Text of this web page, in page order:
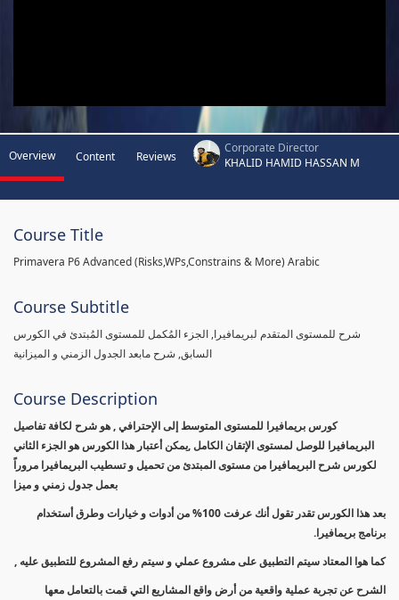
Overview Content Reviews
Corporate Director
KHALID HAMID HASSAN M
Course Title
Primavera P6 Advanced (Risks,WPs,Constrains & More) Arabic
Course Subtitle
شرح للمستوى المتقدم لبريمافيرا, الجزء المُكمل للمستوى المُبتدئ في الكورس
السابق, شرح مابعد الجدول الزمني و الميزانية
Course Description
كورس بريمافيرا للمستوى المتوسط إلى الإحترافي , هو شرح لكافة تفاصيل
البريمافيرا للوصل لمستوى الإتقان الكامل ,يمكن أعتبار هذا الكورس هو الجزء الثاني
لكورس شرح البريمافيرا من مستوى المبتدئ من تحميل و تسطيب البريمافيرا مروراً
بعمل جدول زمني و ميزا
بعد هذا الكورس تقدر تقول أنك عرفت 100% من أدوات و خيارات وطرق أستخدام
برنامج بريمافيرا.
كما هوا المعتاد سيتم التطبيق على مشروع عملي و سيتم رفع المشروع للتطبيق عليه ,
الشرح عن تجربة عملية واقعية من أرض واقع المشاريع التي قمت بالتعامل معها